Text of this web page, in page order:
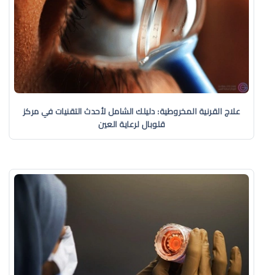
علاج القرنية المخروطية: دليلك الشامل لأحدث التقنيات في مركز
قلوبال لرعاية العين